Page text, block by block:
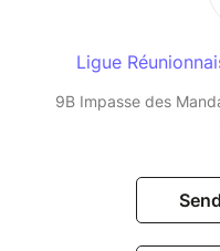
Ligue
9B Impasse des